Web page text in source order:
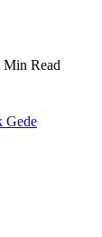
Min Read